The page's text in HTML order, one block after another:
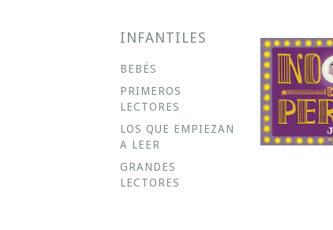
INFANTILES
BEBÉS
PRIMEROS
LECTORES
LOS QUE EMPIEZAN
A LEER
GRANDES
LECTORES